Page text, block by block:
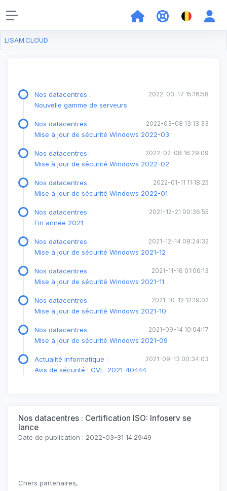
LISAM.CLOUD
2022-03-17 15:16:58
Nos datacentres :
Nouvelle gamme de serveurs
2022-03-08 13:13:33
Nos datacentres :
Mise à jour de sécurité Windows 2022-03
2022-02-08 16:29:09
Nos datacentres :
Mise à jour de sécurité Windows 2022-02
2022-01-11 11:18:25
Nos datacentres :
Mise à jour de sécurité Windows 2022-01
2021-12-21 00:36:55
Nos datacentres :
Fin année 2021
2021-12-14 08:24:32
Nos datacentres :
Mise à jour de sécurité Windows 2021-12
2021-11-16 01:06:13
Nos datacentres :
Mise à jour de sécurité Windows 2021-11
2021-10-12 12:19:02
Nos datacentres :
Mise à jour de sécurité Windows 2021-10
2021-09-14 10:04:17
Nos datacentres :
Mise à jour de sécurité Windows 2021-09
2021-09-13 00:34:03
Actualité informatique :
Avis de sécurité : CVE-2021-40444
Nos datacentres : Certification ISO: Infoserv se
lance
Date de publication : 2022-03-31 14:29:49
Chers partenaires,